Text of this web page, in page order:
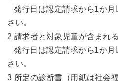
発行日は認定請求から1か月
さい。
2 請求者と対象児童が含まれ
発行日は認定請求から1か月
さい。
3 所定の診断書（用紙は社会